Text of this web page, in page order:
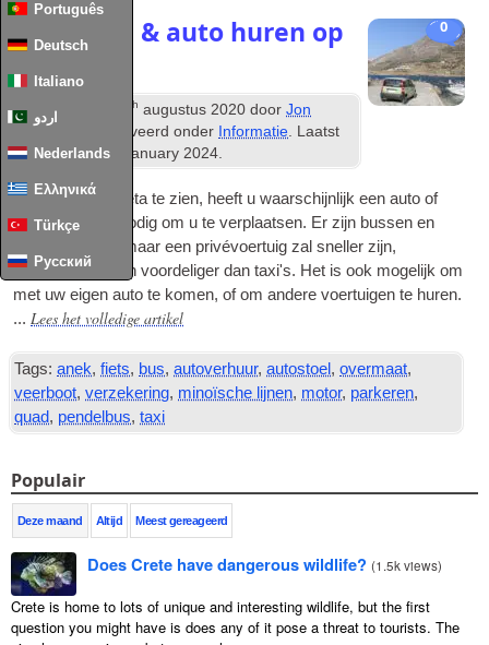
Português
Deutsch
Italiano
اردو
Nederlands
Ελληνικά
Türkçe
Русский
0
Het rijden & auto huren op
Kreta
Gepubliceerd th augustus 2020 doorJon
Scaife
gearchiveerd onder Informatie. Laatst
bijgewerkt28th January 2024.
Om veel van Kreta te zien, heeft u waarschijnlijk een auto of
ander voertuig nodig om u te verplaatsen. Er zijn bussen en
taxi's op Kreta, maar een privévoertuig zal sneller zijn,
comfortabeler, en voordeliger dan taxi's. Het is ook mogelijk om
met uw eigen auto te komen, of om andere voertuigen te huren.
... Lees het volledige artikel
Tags: anek,fiets, bus,autoverhuur,autostoel ,overmaat,
veerboot,verzekering, minoïsche lijnen, motor, parkeren,
quad, pendelbus,taxi
Populair
Deze maand Altijd Meest gereageerd
Does Crete have dangerous wildlife? (1.5k views)
Crete is home to lots of unique and interesting wildlife, but the first
question you might have is does any of it pose a threat to tourists. The